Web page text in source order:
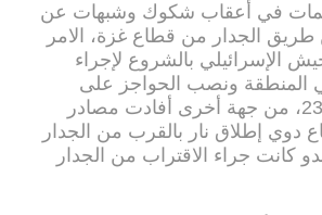
في أعقاب شكوك وشبهات عن
الجدار من قطاع غزة، الامر
الإسرائيلي بالشروع لإجراء
المنطقة ونصب الحواجز على
الشارع الرئيسي 232، من جهة أخرى أفادت مصادر
دوي إطلاق نار بالقرب من الجدار
كانت جراء الاقتراب من الجدار